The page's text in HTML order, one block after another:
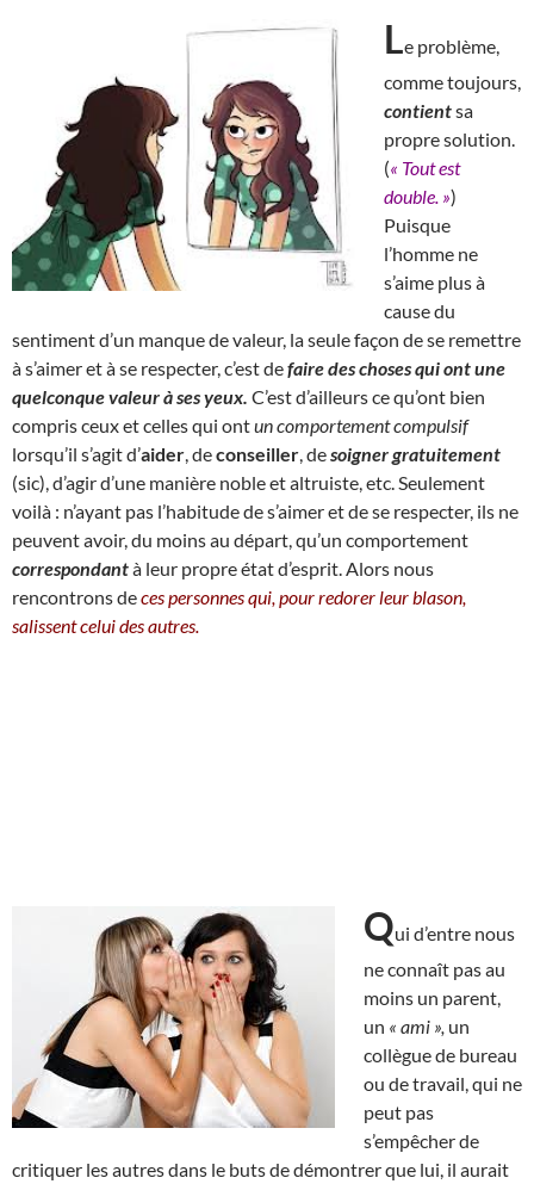
Le problème,
comme toujours,
contientsa
propre solution.
(« Tout est
double. »)
Puisque
l’homme ne
s’aime plus à
cause du
sentiment d’un manque de valeur, la seule façon de se remettre
à s’aimer et à se respecter, c’est defaire des choses qui ont une
quelconque valeur à ses yeux. C’est d’ailleurs ce qu’ont bien
compris ceux et celles qui ontun comportement compulsif
lorsqu’il s’agit d’aider , deconseiller , desoigner gratuitement
(sic), d’agir d’une manière noble et altruiste, etc. Seulement
voilà : n’ayant pas l’habitude de s’aimer et de se respecter, ils ne
peuvent avoir, du moins au départ, qu’un comportement
correspondantà leur propre état d’esprit. Alors nous
rencontrons deces personnes qui, pour redorer leur blason,
salissent celui des autres.
Qui d’entre nous
ne connaît pas au
moins un parent,
un « ami », un
collègue de bureau
ou de travail, qui ne
peut pas
s’empêcher de
critiquer les autres dans le buts de démontrer que lui, il aurait